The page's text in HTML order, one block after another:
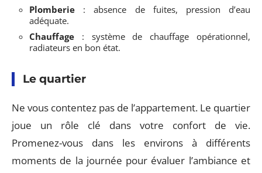
Plomberie : absence de fuites, pression d’eau
adéquate.
Chauffage : système de chauffage opérationnel,
radiateurs en bon état.
Le quartier
Ne vous contentez pas de l’appartement. Le quartier
joue un rôle clé dans votre confort de vie.
Promenez-vous dans les environs à différents
moments de la journée pour évaluer l’ambiance et